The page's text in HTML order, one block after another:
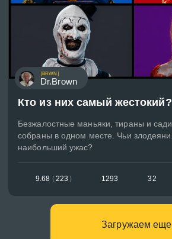
[BRWN]
Dr.Brown
Кто из них самый жестокий?
Безжалостные маньяки, тираны и
собраны в одном месте. Чьи
наибольший ужас?
9.68 (223 ) 1293 32
Загружаем